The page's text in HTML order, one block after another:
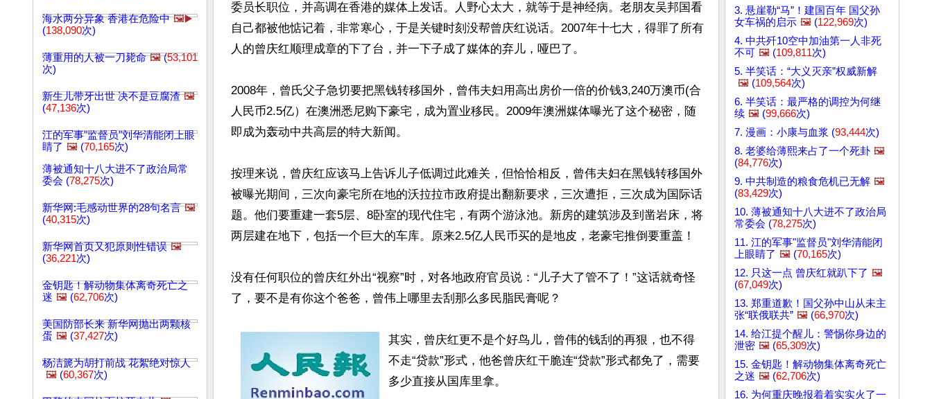
海水两分异象 香港在危险中 🖼️▶️
(138,090次)
薄重用的人被一刀毙命 🖼️(53,101
次)
新生儿带牙出世 决不是豆腐渣 🖼️
(47,136次)
江的军事"监督员"刘华清能闭上眼
睛了 🖼️ (70,165次)
薄被通知十八大进不了政治局常
委会 (78,275次)
新华网:毛感动世界的28句名言 🖼️
(40,315次)
新华网首页又犯原则性错误 🖼️
(36,221次)
金钥匙！解动物集体离奇死亡之
迷 🖼️ (62,706次)
美国防部长来 新华网抛出两颗核
蛋 🖼️ (37,427次)
杨洁篪为胡打前战 花絮绝对惊人
🖼️ (60,367次)
委员长职位，并高调在香港的媒体上发话。人野心太大，就等于是神经病。老朋友吴邦国看
自己都被他惦记着，非常寒心，于是关键时刻没帮曾庆红说话。2007年十七大，得罪了所有
人的曾庆红顺理成章的下了台，并一下子成了媒体的弃儿，哑巴了。
2008年，曾氏父子急切要把黑钱转移国外，曾伟夫妇用高出房价一倍的价钱3,240万澳币(合
人民币2.5亿）在澳洲悉尼购下豪宅，成为置业移民。2009年澳洲媒体曝光了这个秘密，随
即成为轰动中共高层的特大新闻。
按理来说，曾庆红应该马上告诉儿子低调过此难关，但恰恰相反，曾伟夫妇在黑钱转移国外
被曝光期间，三次向豪宅所在地的沃拉拉市政府提出翻新要求，三次遭拒，三次成为国际话
题。他们要重建一套5层、8卧室的现代住宅，有两个游泳池。新房的建筑涉及到凿岩床，将
两层建在地下，包括一个巨大的车库。原来2.5亿人民币买的是地皮，老豪宅推倒要重盖！
没有任何职位的曾庆红外出“视察”时，对各地政府官员说：“儿子大了管不了！”这话就奇怪
了，要不是有你这个爸爸，曾伟上哪里去刮那么多民脂民膏呢？
其实，曾庆红更不是个好鸟儿，曾伟的钱刮的再狠，也不得
不走“贷款”形式，他爸曾庆红干脆连“贷款”形式都免了，需要
多少直接从国库里拿。
3. 悬崖勒“马”！建国百年 国父孙
女车祸的启示 🖼️ (122,969次)
4. 中共歼10空中加油第一人非死
不可 🖼️ (109,811次)
5. 半笑话：“大义灭亲”权威新解
🖼️ (109,564次)
6. 半笑话：最严格的调控为何继
续 🖼️ (99,666次)
7. 漫画：小康与血浆 (93,444次)
8. 老婆给薄熙来占了一个死卦 🖼️
(84,776次)
9. 中共制造的粮食危机已无解 🖼️
(83,429次)
10. 薄被通知十八大进不了政治局
常委会 (78,275次)
11. 江的军事"监督员"刘华清能闭
上眼睛了 🖼️ (70,165次)
12. 只这一点 曾庆红就趴下了 🖼️
(67,049次)
13. 郑重道歉！国父孙中山从未主
张“联俄联共” 🖼️ (66,970次)
14. 给江提个醒儿：警惕你身边的
泄密 🖼️ (65,309次)
15. 金钥匙！解动物集体离奇死亡
之迷 🖼️ (62,706次)
16. 为何重庆晚报着着实实火了一